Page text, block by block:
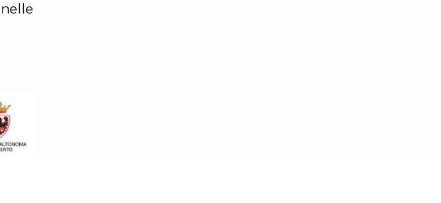
nelle